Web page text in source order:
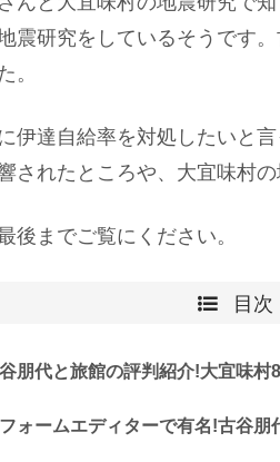
震研究をしているそうです
。
伊達自給率を対処したいと
されたところや、大宜味村
後までご覧にください。
目次
朋代と旅館の評判紹介!大宜味村
ォームエディターで有名!古谷